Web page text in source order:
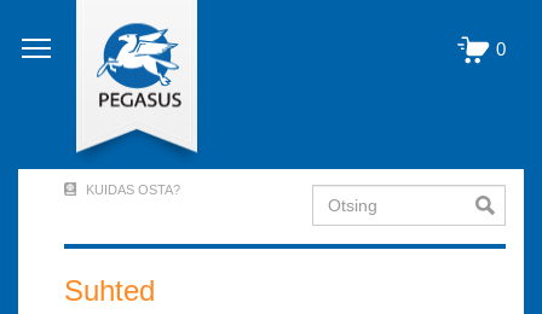
edasi
põhisisu
0
Account
Menu
KUIDAS OSTA? Otsing
Suhted